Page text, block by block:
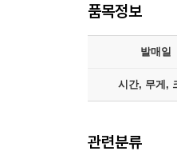
품목정보
발매일
시간, 무게,
관련분류